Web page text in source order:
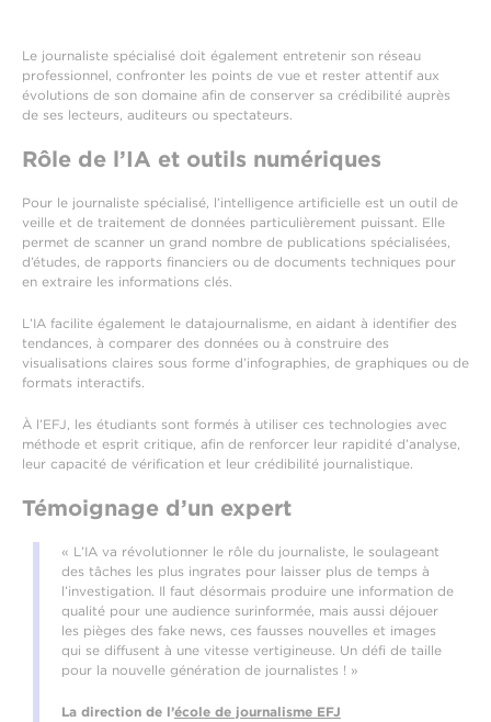
Le journaliste spécialisé doit également entretenir son réseau
professionnel, confronter les points de vue et rester attentif aux
évolutions de son domaine afin de conserver sa crédibilité auprès
de ses lecteurs, auditeurs ou spectateurs.
Rôle de l’IA et outils numériques
Pour le journaliste spécialisé, l’intelligence artificielle est un outil de
veille et de traitement de données particulièrement puissant. Elle
permet de scanner un grand nombre de publications spécialisées,
d’études, de rapports financiers ou de documents techniques pour
en extraire les informations clés.
L’IA facilite également le datajournalisme, en aidant à identifier des
tendances, à comparer des données ou à construire des
visualisations claires sous forme d’infographies, de graphiques ou de
formats interactifs.
À l’EFJ, les étudiants sont formés à utiliser ces technologies avec
méthode et esprit critique, afin de renforcer leur rapidité d’analyse,
leur capacité de vérification et leur crédibilité journalistique.
Témoignage d’un expert
« L’IA va révolutionner le rôle du journaliste, le soulageant
des tâches les plus ingrates pour laisser plus de temps à
l’investigation. Il faut désormais produire une information de
qualité pour une audience surinformée, mais aussi déjouer
les pièges des fake news, ces fausses nouvelles et images
qui se diffusent à une vitesse vertigineuse. Un défi de taille
pour la nouvelle génération de journalistes ! »
La direction de l’école de journalisme EFJ